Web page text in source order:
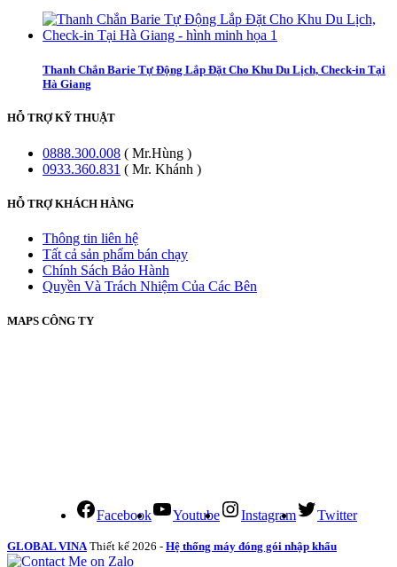
Thanh Chắn Barie Tự Động Lắp Đặt Cho Khu Du Lịch, Check-in Tại
Hà Giang
HỖ TRỢ KỸ THUẬT
0888.300.008 ( Mr.Hùng )
0933.360.831 ( Mr. Khánh )
HỖ TRỢ KHÁCH HÀNG
Thông tin liên hệ
Tất cả sản phẩm bán chạy
Chính Sách Bảo Hành
Quyền Và Trách Nhiệm Của Các Bên
MAPS CÔNG TY
Facebook Youtube Instagram Twitter
GLOBAL VINA Thiết kế 2026 - Hệ thống máy đóng gói nhập khẩu